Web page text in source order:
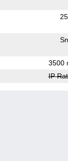
3500
IP